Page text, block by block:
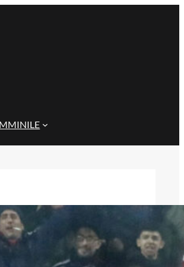
di Ciocci allo Spezia: il
punta sulla futura rivendita